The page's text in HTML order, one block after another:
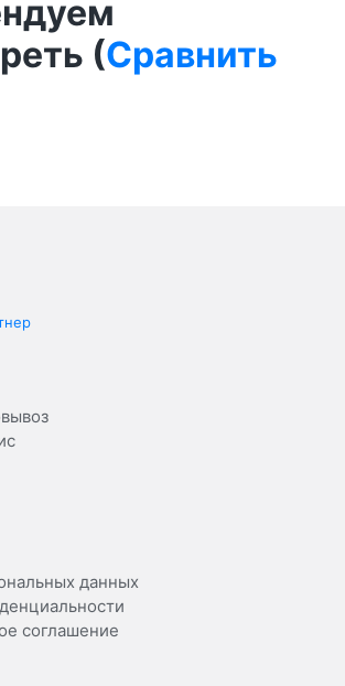
(Сравнить
данных
соглашение